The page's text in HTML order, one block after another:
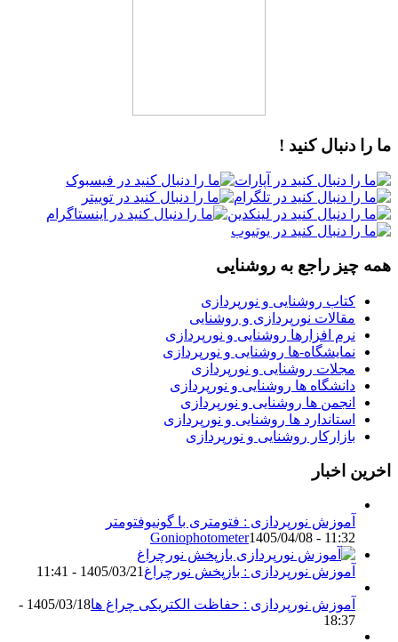
ما را دنبال کنید !
همه چیز راجع به روشنایی
کتاب روشنایی و نورپردازی
مقالات نورپردازی و روشنایی
نرم افزارها روشنایی و نورپردازی
نمایشگاه-ها روشنایی و نورپردازی
مجلات روشنایی و نورپردازی
دانشگاه ها روشنایی و نورپردازی
انجمن ها روشنایی و نورپردازی
استاندارد ها روشنایی و نورپردازی
بازارکار روشنایی و نورپردازی
اخرین اخبار
آموزش نورپردازی : فتومتری با گونیوفتومتر
Goniophotometer1405/04/08 - 11:32
آموزش نورپردازی : بازپخش نورچراغ 1405/03/21 - 11:41
آموزش نورپردازی : حفاظت الکتریکی چراغ ها
1405/03/18 -
18:37